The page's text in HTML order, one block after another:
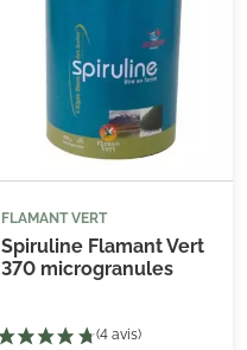
FLAMANT VERT
Spiruline Flamant Vert
370 microgranules